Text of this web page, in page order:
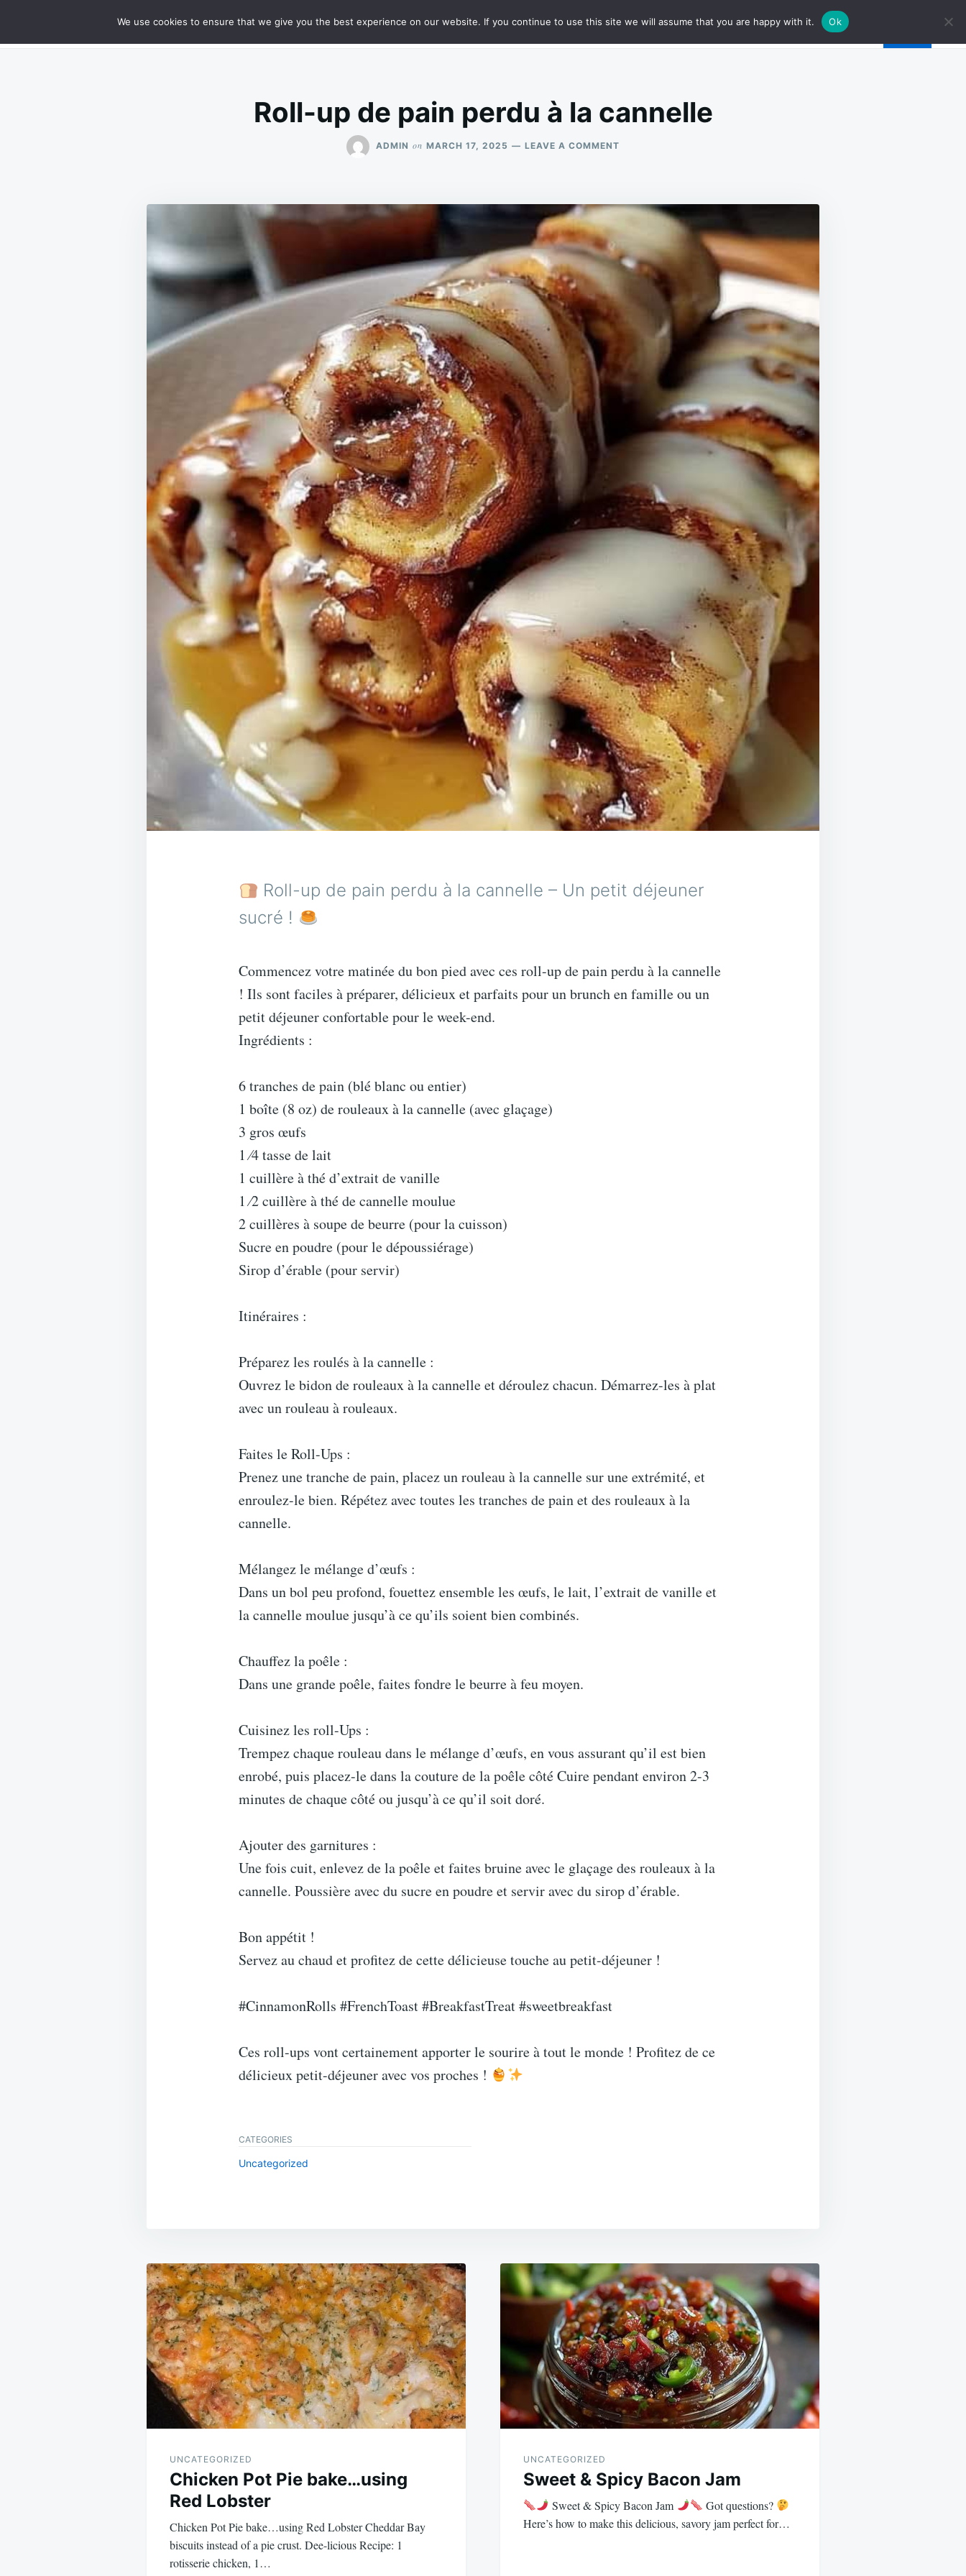
GOURMET CHEESY MEATLOAF DELIGHT SAMPLE PAGE
Roll-up de pain perdu à la cannelle
ADMIN on MARCH 17, 2025 LEAVE A COMMENT
PERDU
CANNELLE
Roll-up de pain perdu à la cannelle – Un petit déjeuner
sucré !
Commencez votre matinée du bon pied avec ces roll-up de pain perdu à la cannelle
! Ils sont faciles à préparer, délicieux et parfaits pour un brunch en famille ou un
petit déjeuner confortable pour le week-end.
Ingrédients :
6 tranches de pain (blé blanc ou entier)
1 boîte (8 oz) de rouleaux à la cannelle (avec glaçage)
3 gros œufs
1 ⁄4 tasse de lait
1 cuillère à thé d’extrait de vanille
1 ⁄2 cuillère à thé de cannelle moulue
2 cuillères à soupe de beurre (pour la cuisson)
Sucre en poudre (pour le dépoussiérage)
Sirop d’érable (pour servir)
Itinéraires :
Préparez les roulés à la cannelle :
Ouvrez le bidon de rouleaux à la cannelle et déroulez chacun. Démarrez-les à plat
avec un rouleau à rouleaux.
Faites le Roll-Ups :
Prenez une tranche de pain, placez un rouleau à la cannelle sur une extrémité, et
enroulez-le bien. Répétez avec toutes les tranches de pain et des rouleaux à la
cannelle.
Mélangez le mélange d’œufs :
Dans un bol peu profond, fouettez ensemble les œufs, le lait, l’extrait de vanille et
la cannelle moulue jusqu’à ce qu’ils soient bien combinés.
Chauffez la poêle :
Dans une grande poêle, faites fondre le beurre à feu moyen.
Cuisinez les roll-Ups :
Trempez chaque rouleau dans le mélange d’œufs, en vous assurant qu’il est bien
enrobé, puis placez-le dans la couture de la poêle côté Cuire pendant environ 2-3
minutes de chaque côté ou jusqu’à ce qu’il soit doré.
Ajouter des garnitures :
Une fois cuit, enlevez de la poêle et faites bruine avec le glaçage des rouleaux à la
cannelle. Poussière avec du sucre en poudre et servir avec du sirop d’érable.
Bon appétit !
Servez au chaud et profitez de cette délicieuse touche au petit-déjeuner !
#CinnamonRolls #FrenchToast #BreakfastTreat #sweetbreakfast
Ces roll-ups vont certainement apporter le sourire à tout le monde ! Profitez de ce
délicieux petit-déjeuner avec vos proches !
CATEGORIES
Uncategorized
Post
navigation
UNCATEGORIZED
Chicken Pot Pie bake…using
Red Lobster
Chicken Pot Pie bake…using Red Lobster Cheddar Bay
biscuits instead of a pie crust. Dee-licious Recipe: 1
rotisserie chicken, 1…
UNCATEGORIZED
Sweet & Spicy Bacon Jam
Sweet & Spicy Bacon Jam
Got questions?
Here’s how to make this delicious, savory jam perfect for…
We use cookies to ensure that we give you the best experience on our website. If you continue to use this site we will assume that you are happy with it. Ok